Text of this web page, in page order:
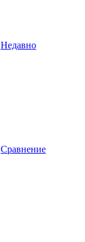
Недавно
Сравнение